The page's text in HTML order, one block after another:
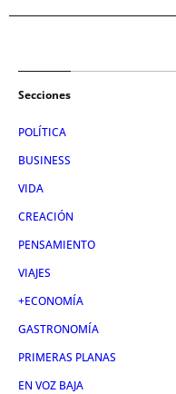
Secciones
POLÍTICA
BUSINESS
VIDA
CREACIÓN
PENSAMIENTO
VIAJES
+ECONOMÍA
GASTRONOMÍA
PRIMERAS PLANAS
EN VOZ BAJA